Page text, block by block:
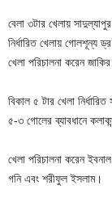
বেলা ৩টার খেলায়
নির্ধারিত খেলায় গোলশূন্য
খেলা পরিচালনা করেন
বিকাল ৫ টার খেলা
৫-৩ গোলের ব্যাবধানে
খেলা পরিচালনা করেন
গনি এবং শরীফুল ইসলাম।